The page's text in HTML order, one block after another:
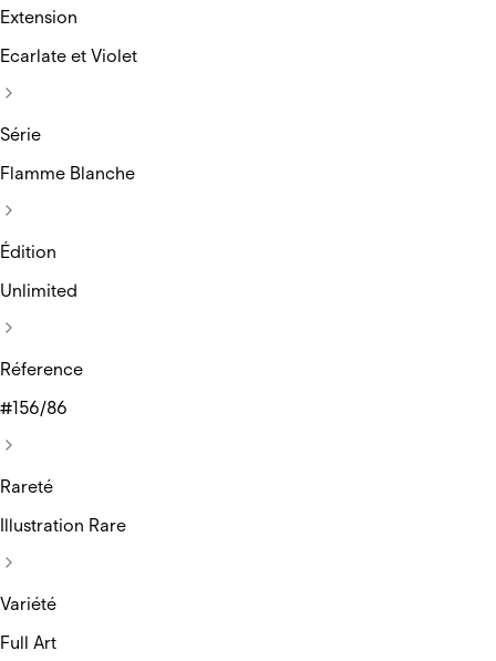
Extension
Ecarlate et Violet
Série
Flamme Blanche
Édition
Unlimited
Réference
#156/86
Rareté
Illustration Rare
Variété
Full Art